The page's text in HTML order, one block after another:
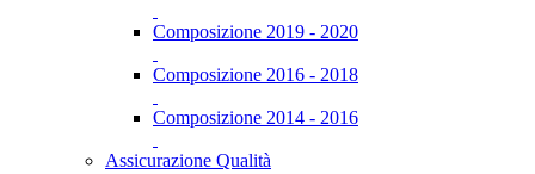
Composizione 2019 - 2020
Composizione 2016 - 2018
Composizione 2014 - 2016
Assicurazione Qualità